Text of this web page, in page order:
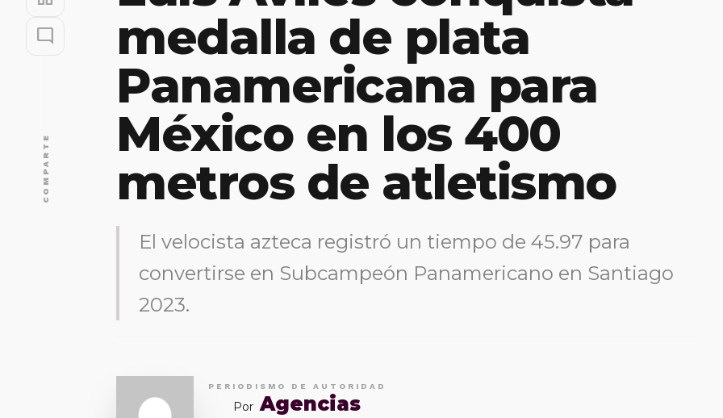
mode_comment
COMPARTE
medalla de plata
Panamericana para
México en los 400
metros de atletismo
El velocista azteca registró un tiempo de 45.97 para
convertirse en Subcampeón Panamericano en Santiago
2023.
PERIODISMO DE AUTORIDAD
Por Agencias